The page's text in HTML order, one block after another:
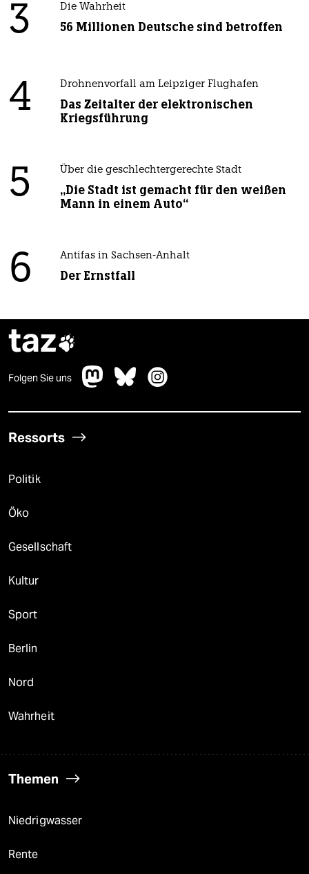
3 Die Wahrheit
56 Millionen Deutsche sind betroffen
4 Drohnenvorfall am Leipziger Flughafen
Das Zeitalter der elektronischen
Kriegsführung
5 Über die geschlechtergerechte Stadt
„Die Stadt ist gemacht für den weißen
Mann in einem Auto“
6 Antifas in Sachsen-Anhalt
Der Ernstfall
taz
Folgen Sie uns
Ressorts
Politik
Öko
Gesellschaft
Kultur
Sport
Berlin
Nord
Wahrheit
Themen
Niedrigwasser
Rente